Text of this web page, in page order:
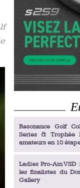
Resonance Golf
Series & Trophée
amateurs en 10
Ladies Pro-Am VSD
les finalistes du
Gallery